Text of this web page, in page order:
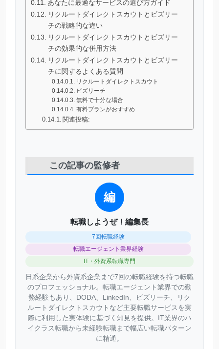
あなたに最適なサービスの選び方ガイド
リクルートダイレクトスカウトとビズリー
チの戦略的な違い
リクルートダイレクトスカウトとビズリー
チの効果的な併用方法
リクルートダイレクトスカウトとビズリー
チに関するよくある質問
リクルートダイレクトスカウト
ビズリーチ
無料で十分な場合
有料プランがおすすめ
関連投稿:
この記事の監修者
編
転職しようぜ！編集長
7回転職経験
転職エージェント業界経験
IT・外資系転職専門
日系企業から外資系企業まで7回の転職経験を持つ転職
のプロフェッショナル。転職エージェント業界での勤
務経験もあり、DODA、LinkedIn、ビズリーチ、リク
ルートダイレクトスカウトなど主要転職サービスを実
際に利用した実体験に基づく知見を提供。IT業界のハ
イクラス転職から未経験転職まで幅広い転職パターン
に精通。